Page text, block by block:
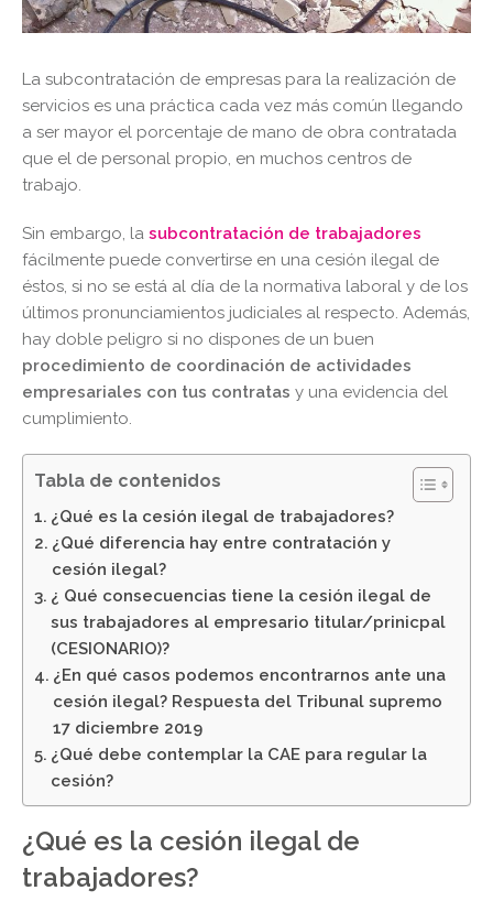
La subcontratación de empresas para la realización de
servicios es una práctica cada vez más común llegando
a ser mayor el porcentaje de mano de obra contratada
que el de personal propio, en muchos centros de
trabajo.
Sin embargo, la subcontratación de trabajadores
fácilmente puede convertirse en una cesión ilegal de
éstos, si no se está al día de la normativa laboral y de los
últimos pronunciamientos judiciales al respecto. Además,
hay doble peligro si no dispones de un buen
procedimiento de coordinación de actividades
empresariales con tus contratas y una evidencia del
cumplimiento.
Tabla de contenidos
¿Qué es la cesión ilegal de trabajadores?
¿Qué diferencia hay entre contratación y
cesión ilegal?
¿ Qué consecuencias tiene la cesión ilegal de
sus trabajadores al empresario titular/prinicpal
(CESIONARIO)?
¿En qué casos podemos encontrarnos ante una
cesión ilegal? Respuesta del Tribunal supremo
17 diciembre 2019
¿Qué debe contemplar la CAE para regular la
cesión?
¿Qué es la cesión ilegal de
trabajadores?